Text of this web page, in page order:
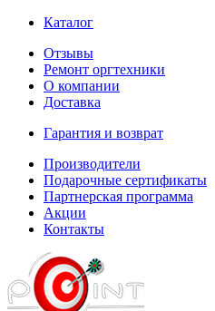
Каталог
Отзывы
Ремонт оргтехники
О компании
Доставка
Гарантия и возврат
Производители
Подарочные сертификаты
Партнерская программа
Акции
Контакты